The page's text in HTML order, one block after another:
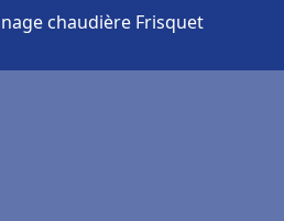
chaudière Frisquet